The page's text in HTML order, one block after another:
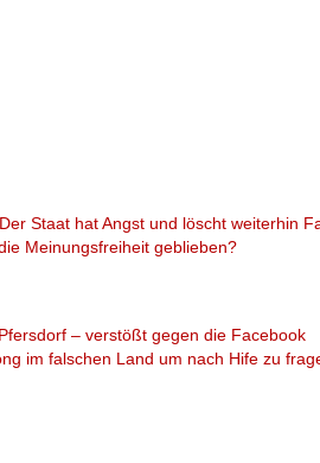
Staat hat Angst und löscht weiterhin
Meinungsfreiheit geblieben?
– verstößt gegen die Facebook
im falschen Land um nach Hife zu